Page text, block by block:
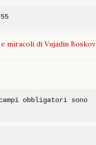
miracoli di Vujadin Boskov
obbligatori sono